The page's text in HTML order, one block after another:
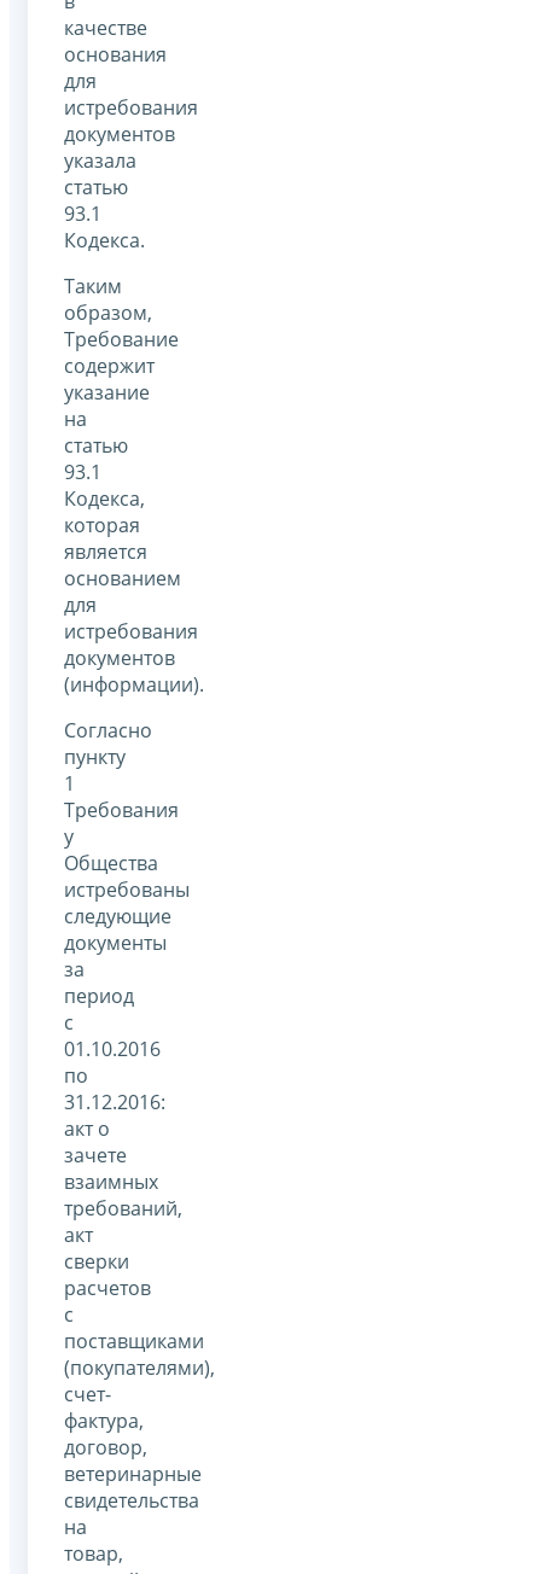
качестве
основания
для
истребования
документов
указала
статью
93.1
Кодекса.
Таким
образом,
Требование
содержит
указание
на
статью
93.1
Кодекса,
которая
является
основанием
для
истребования
документов
(информации).
Согласно
пункту
1
Требования
у
Общества
истребованы
следующие
документы
за
период
с
01.10.2016
по
31.12.2016:
акт о
зачете
взаимных
требований,
акт
сверки
расчетов
с
поставщиками
(покупателями),
счет-
фактура,
договор,
ветеринарные
свидетельства
на
товар,